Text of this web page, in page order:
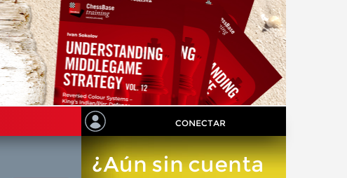
CONECTAR
¿Aún sin cuenta